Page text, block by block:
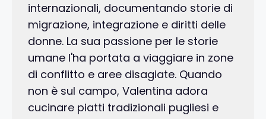
internazionali, documentando storie di
migrazione, integrazione e diritti delle
donne. La sua passione per le storie
umane l'ha portata a viaggiare in zone
di conflitto e aree disagiate. Quando
non è sul campo, Valentina adora
cucinare piatti tradizionali pugliesi e